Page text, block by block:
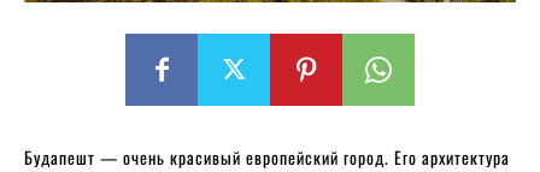
Будапешт — очень красивый европейский город. Его архитектура